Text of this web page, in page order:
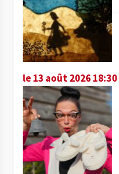
le 13 août 2026 18:30